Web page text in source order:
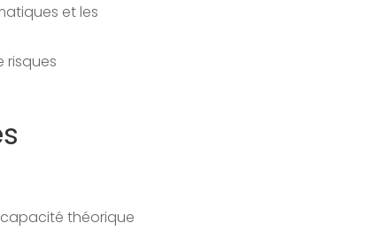
et les
risques
théorique